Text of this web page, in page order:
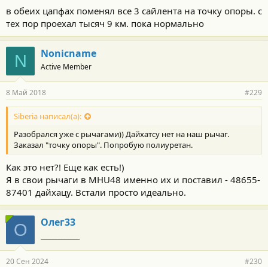
в обеих цапфах поменял все 3 сайлента на точку опоры. с
тех пор проехал тысяч 9 км. пока нормально
N Nonicname
Active Member
8 Май 2018 #229
Siberia написал(а):
Разобрался уже с рычагами)) Дайхатсу нет на наш рычаг.
Заказал "точку опоры". Попробую полиуретан.
Как это нет?! Еще как есть!)
Я в свои рычаги в MHU48 именно их и поставил - 48655-
87401 дайхацу. Встали просто идеально.
О Олег33
20 Сен 2024 #230